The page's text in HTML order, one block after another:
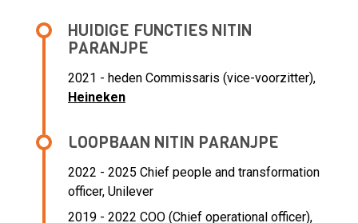
HUIDIGE FUNCTIES NITIN
PARANJPE
2021 - heden Commissaris (vice-voorzitter),
Heineken
LOOPBAAN NITIN PARANJPE
2022 - 2025 Chief people and transformation
officer, Unilever
2019 - 2022 COO (Chief operational officer),